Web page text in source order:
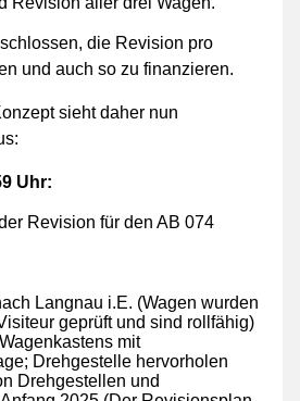
die Revision pro
und auch so zu finanzieren.
sieht daher nun
Uhr:
Revision für den AB 074
Langnau i.E. (Wagen wurden
geprüft und sind rollfähig)
mit
Drehgestelle hervorholen
Drehgestellen und